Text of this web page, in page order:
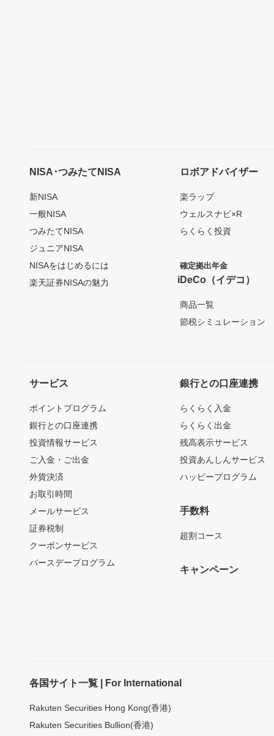
NISA･つみたてNISA
新NISA
一般NISA
つみたてNISA
ジュニアNISA
NISAをはじめるには
楽天証券NISAの魅力
ロボアドバイザー
楽ラップ
ウェルスナビ×R
らくらく投資
確定拠出年金
iDeCo（イデコ）
商品一覧
節税シミュレーション
サービス
ポイントプログラム
銀行との口座連携
投資情報サービス
ご入金・ご出金
外貨決済
お取引時間
メールサービス
証券税制
クーポンサービス
バースデープログラム
銀行との口座連携
らくらく入金
らくらく出金
残高表示サービス
投資あんしんサービス
ハッピープログラム
手数料
超割コース
キャンペーン
各国サイト一覧 | For International
Rakuten Securities Hong Kong(香港)
Rakuten Securities Bullion(香港)